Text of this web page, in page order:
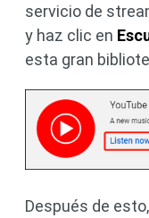
servicio de
y haz clic en
esta gran
Después de